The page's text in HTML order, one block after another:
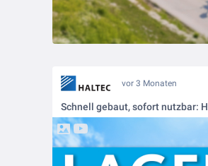
vor 3 Monaten